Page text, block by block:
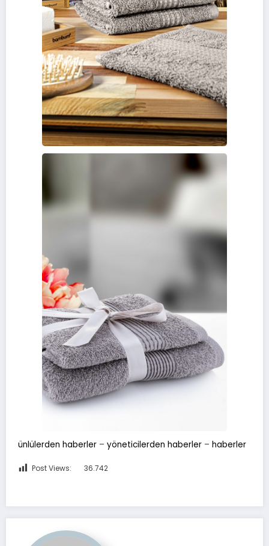
ünlülerden haberler – yöneticilerden haberler – haberler
Post Views: 36.742